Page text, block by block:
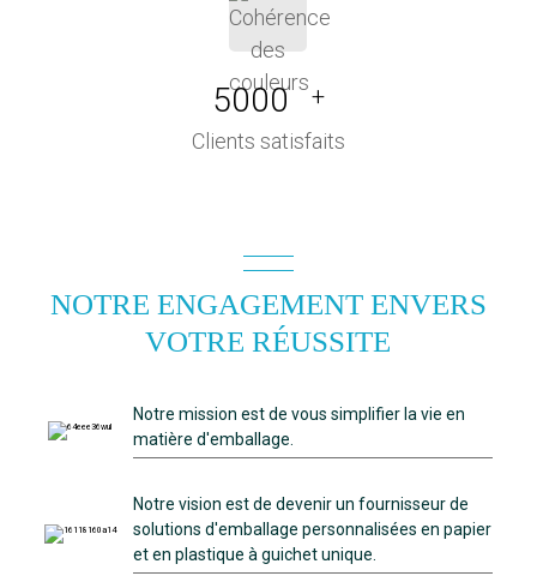
5000 +
Clients satisfaits
NOTRE ENGAGEMENT ENVERS
VOTRE RÉUSSITE
Notre mission est de vous simplifier la vie en
matière d'emballage.
Notre vision est de devenir un fournisseur de
solutions d'emballage personnalisées en papier
et en plastique à guichet unique.